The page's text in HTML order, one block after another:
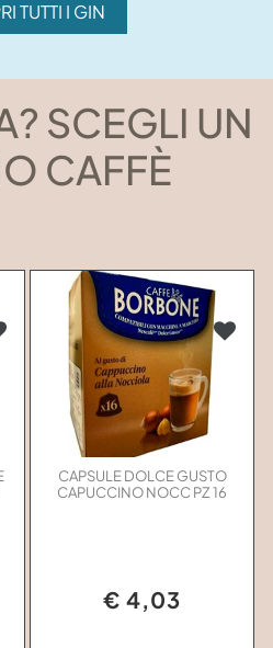
TUTTI I GIN
SCEGLI UN
CAFFÈ
CAPSULE DOLCE GUSTO
CAPUCCINO NOCC PZ 16
€ 4,03